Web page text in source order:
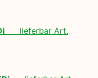
lieferbar Art.